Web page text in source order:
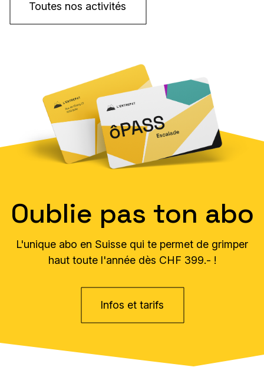
Toutes nos activités
Oublie pas ton abo
L'unique abo en Suisse qui te permet de grimper
haut toute l'année dès CHF 399.- !
Infos et tarifs